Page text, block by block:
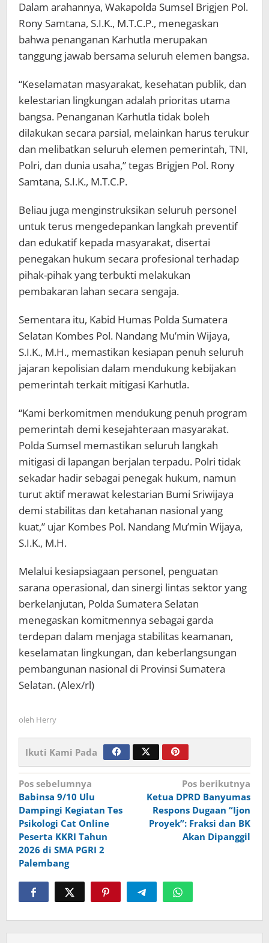
Dalam arahannya, Wakapolda Sumsel Brigjen Pol.
Rony Samtana, S.I.K., M.T.C.P., menegaskan
bahwa penanganan Karhutla merupakan
tanggung jawab bersama seluruh elemen bangsa.
“Keselamatan masyarakat, kesehatan publik, dan
kelestarian lingkungan adalah prioritas utama
bangsa. Penanganan Karhutla tidak boleh
dilakukan secara parsial, melainkan harus terukur
dan melibatkan seluruh elemen pemerintah, TNI,
Polri, dan dunia usaha,” tegas Brigjen Pol. Rony
Samtana, S.I.K., M.T.C.P.
Beliau juga menginstruksikan seluruh personel
untuk terus mengedepankan langkah preventif
dan edukatif kepada masyarakat, disertai
penegakan hukum secara profesional terhadap
pihak-pihak yang terbukti melakukan
pembakaran lahan secara sengaja.
Sementara itu, Kabid Humas Polda Sumatera
Selatan Kombes Pol. Nandang Mu’min Wijaya,
S.I.K., M.H., memastikan kesiapan penuh seluruh
jajaran kepolisian dalam mendukung kebijakan
pemerintah terkait mitigasi Karhutla.
“Kami berkomitmen mendukung penuh program
pemerintah demi kesejahteraan masyarakat.
Polda Sumsel memastikan seluruh langkah
mitigasi di lapangan berjalan terpadu. Polri tidak
sekadar hadir sebagai penegak hukum, namun
turut aktif merawat kelestarian Bumi Sriwijaya
demi stabilitas dan ketahanan nasional yang
kuat,” ujar Kombes Pol. Nandang Mu’min Wijaya,
S.I.K., M.H.
Melalui kesiapsiagaan personel, penguatan
sarana operasional, dan sinergi lintas sektor yang
berkelanjutan, Polda Sumatera Selatan
menegaskan komitmennya sebagai garda
terdepan dalam menjaga stabilitas keamanan,
keselamatan lingkungan, dan keberlangsungan
pembangunan nasional di Provinsi Sumatera
Selatan. (Alex/rl)
oleh Herry
Ikuti Kami Pada
Navigasi
pos
Pos sebelumnya
Babinsa 9/10 Ulu
Dampingi Kegiatan Tes
Psikologi Cat Online
Peserta KKRI Tahun
2026 di SMA PGRI 2
Palembang
Pos berikutnya
Ketua DPRD Banyumas
Respons Dugaan “Ijon
Proyek”: Fraksi dan BK
Akan Dipanggil